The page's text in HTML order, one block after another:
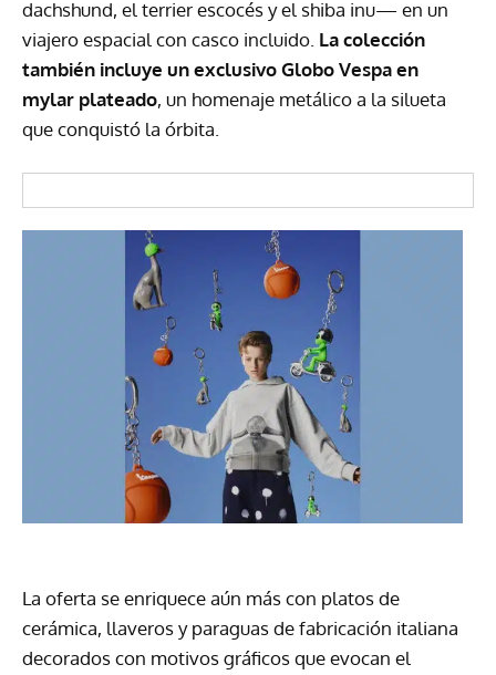
dachshund, el terrier escocés y el shiba inu— en un
viajero espacial con casco incluido. La colección
también incluye un exclusivo Globo Vespa en
mylar plateado, un homenaje metálico a la silueta
que conquistó la órbita.
La oferta se enriquece aún más con platos de
cerámica, llaveros y paraguas de fabricación italiana
decorados con motivos gráficos que evocan el